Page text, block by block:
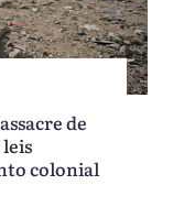
de
colonial